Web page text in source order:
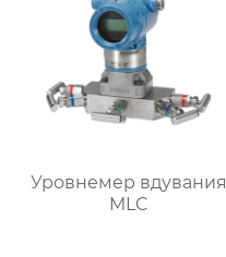
Уровнемер вдувания
MLC